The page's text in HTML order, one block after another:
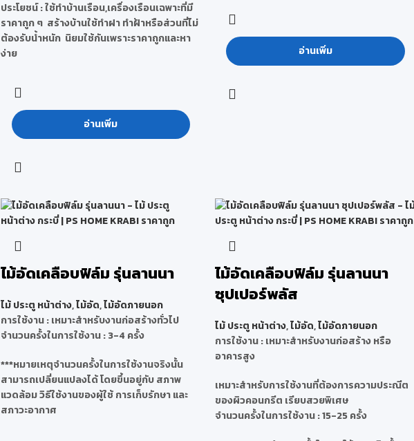
ประโยชน์: ใช้ทำบ้านเรือน,เครื่องเรือนเฉพาะที่มี
ราคาถูก ๆ สร้างบ้านใช้ทำฝา ทำฝ้าหรือส่วนที่ไม่
ต้องรับน้ำหนัก นิยมใช้กันเพราะราคาถูกและหา
ง่าย
อ่านเพิ่ม
อ่านเพิ่ม
ไม้อัดเคลือบฟิล์ม รุ่นลานนา
ไม้ ประตู หน้าต่าง,ไม้อัด,ไม้อัดภายนอก
การใช้งาน : เหมาะสำหรับงานก่อสร้างทั่วไป
จำนวนครั้งในการใช้งาน : 3-4 ครั้ง
***หมายเหตุจำนวนครั้งในการใช้งานจริงนั้น
สามารถเปลี่ยนแปลงได้ โดยขึ้นอยู่กับ สภาพ
แวดล้อม วิธีใช้งานของผู้ใช้ การเก็บรักษา และ
สภาวะอากาศ
ไม้อัดเคลือบฟิล์ม รุ่นลานนา
ซุปเปอร์พลัส
ไม้ ประตู หน้าต่าง,ไม้อัด,ไม้อัดภายนอก
การใช้งาน : เหมาะสำหรับงานก่อสร้าง หรือ
อาคารสูง
เหมาะสำหรับการใช้งานที่ต้องการความประณีต
ของผิวคอนกรีต เรียบสวยพิเศษ
จำนวนครั้งในการใช้งาน : 15-25 ครั้ง